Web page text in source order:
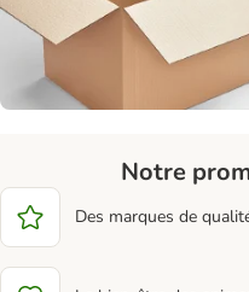
Notre
Des marques de